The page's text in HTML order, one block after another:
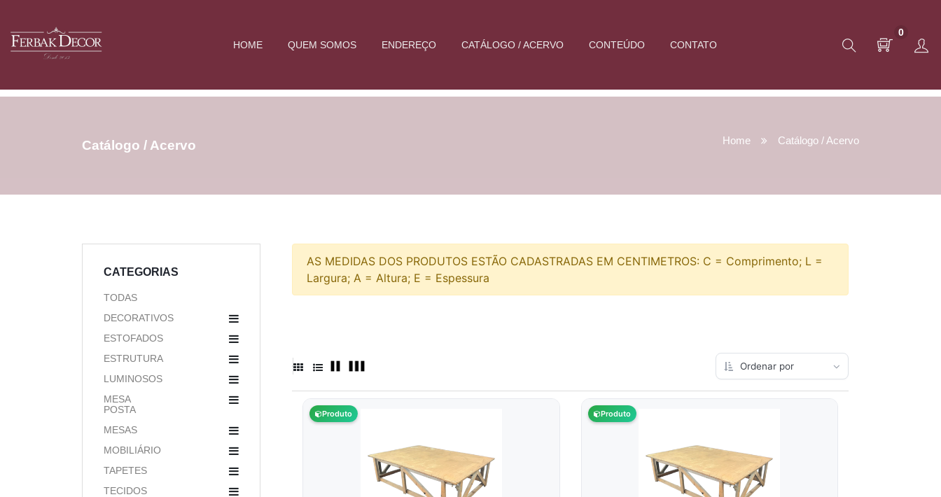
HOME QUEM SOMOS ENDEREÇO CATÁLOGO / ACERVO CONTEÚDO CONTATO
0
Catálogo / Acervo Home Catálogo / Acervo
CATEGORIAS
TODAS
DECORATIVOS
ESTOFADOS
ESTRUTURA
LUMINOSOS
MESA
POSTA
MESAS
MOBILIÁRIO
TAPETES
TECIDOS
AS MEDIDAS DOS PRODUTOS ESTÃO CADASTRADAS EM CENTIMETROS: C = Comprimento; L =
Largura; A = Altura; E = Espessura
Produto Produto